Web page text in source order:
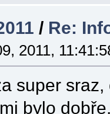
/ Re:
2011,
super
bylo